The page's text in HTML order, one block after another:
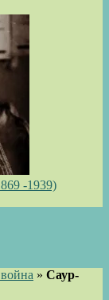
-1939)
» Саур-